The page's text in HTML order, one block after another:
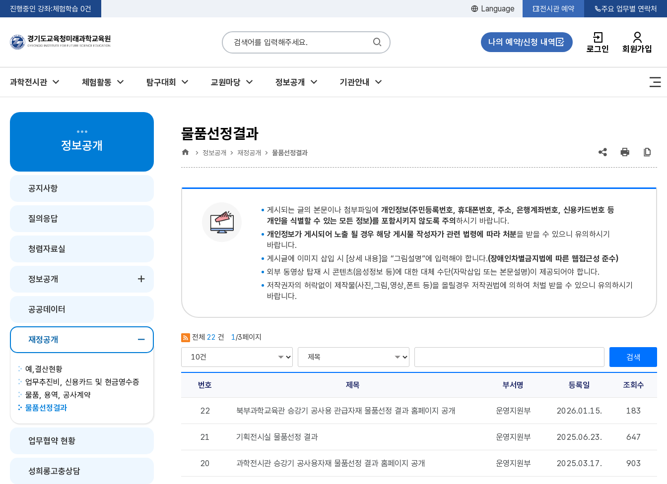
진행중인 강좌:체험학습 0건 Language 전시관 예약 주요 업무별 연락처
나의 예약/신청 내역
로그인 회원가입
과학전시관 체험활동 탐구대회 교원마당 정보공개 기관안내
정보공개
공지사항
질의응답
청렴자료실
정보공개
공공데이터
재정공개
예,결산현황
업무추진비, 신용카드 및 현금영수증
물품, 용역, 공사계약
물품선정결과
업무협약 현황
성희롱고충상담
물품선정결과
정보공개 재정공개 물품선정결과
공유
:
축소)
인쇄
게시되는 글의 본문이나 첨부파일에 개인정보(주민등록번호, 휴대폰번호, 주소, 은행계좌번호, 신용카드번호 등
개인을 식별할 수 있는 모든 정보)를 포함시키지 않도록 주의 하시기 바랍니다.
개인정보가 게시되어 노출 될 경우 해당 게시물 작성자가 관련 법령에 따라 처분을 받을 수 있으니 유의하시기
바랍니다.
게시글에 이미지 삽입 시 [상세 내용]을 “그림설명”에 입력해야 합니다.(장애인차별금지법에 따른 웹접근성 준수)
외부 동영상 탑재 시 콘텐츠(음성정보 등)에 대한 대체 수단(자막삽입 또는 본문설명)이 제공되어야 합니다.
저작권자의 허락없이 제작물(사진,그림,영상,폰트 등)을 올릴경우 저작권법에 의하여 처벌 받을 수 있으니 유의하시기
바랍니다.
전체 22 건 1/3페이지
검색
선
과
시
번호 제목 부서명 등록일 조회수
22 북부과학교육관 승강기 공사용 관급자재 물품선정 결과 홈페이지 공개 운영지원부 2026.01.15. 183
21 기획전시실 물품선정 결과 운영지원부 2025.06.23. 647
20 과학전시관 승강기 공사용자재 물품선정 결과 홈페이지 공개 운영지원부 2025.03.17. 903